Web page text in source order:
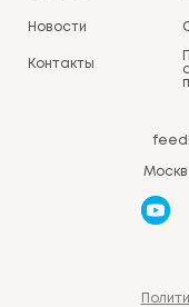
Новости
Контакты